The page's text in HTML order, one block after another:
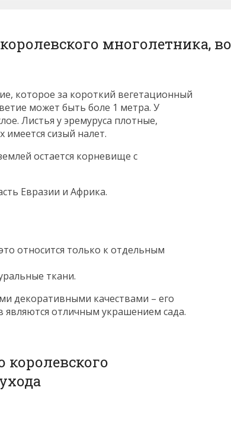
многолетника,
которое за короткий вегетационный
может быть боле 1 метра. У
Листья у эремуруса плотные,
имеется сизый налет.
остается корневище с
Евразии и Африка.
относится только к отдельным
ткани.
декоративными качествами – его
являются отличным украшением сада.